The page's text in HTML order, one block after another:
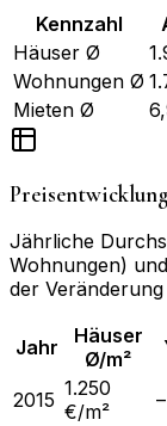
Kennzahl
Häuser Ø
Wohnungen Ø
Mieten Ø
Jährliche
Wohnungen)
der
Jahr
Häuser
Ø/m²
2015 1.250
€/m²
–